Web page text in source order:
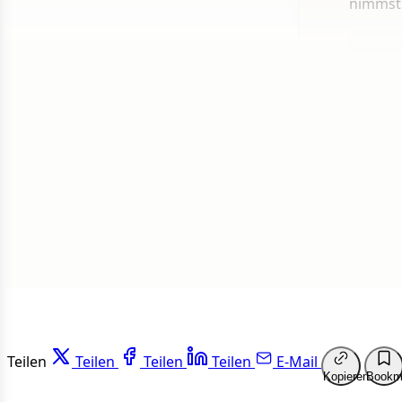
Teilen Teilen Teilen Teilen E-Mail
Kopieren